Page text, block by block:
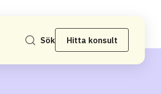
Sök Hitta konsult